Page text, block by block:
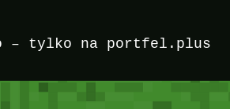
– tylko na portfel.plus